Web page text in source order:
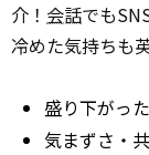
介！ 会話でも
冷めた気持ちも
盛り下がっ
気まずさ・